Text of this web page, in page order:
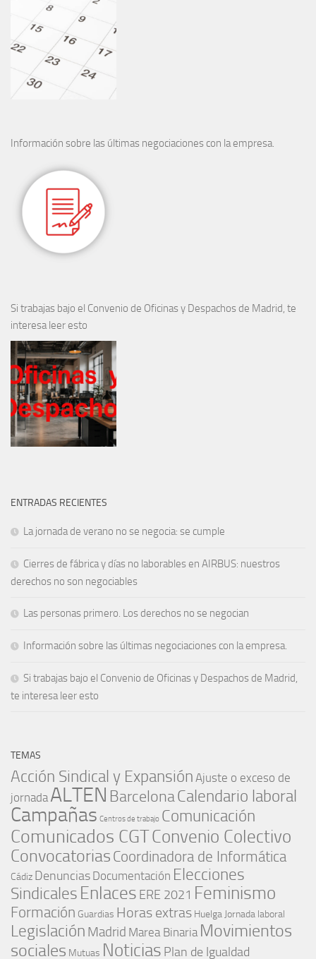
Información sobre las últimas negociaciones con la empresa.
Si trabajas bajo el Convenio de Oficinas y Despachos de Madrid, te
interesa leer esto
ENTRADAS RECIENTES
La jornada de verano no se negocia: se cumple
Cierres de fábrica y días no laborables en AIRBUS: nuestros
derechos no son negociables
Las personas primero. Los derechos no se negocian
Información sobre las últimas negociaciones con la empresa.
Si trabajas bajo el Convenio de Oficinas y Despachos de Madrid,
te interesa leer esto
TEMAS
Acción Sindical y Expansión Ajuste o exceso de
jornada ALTEN BarcelonaCalendario laboral
Campañas Centros de trabajo Comunicación
Comunicados CGTConvenio Colectivo
Convocatorias Coordinadora de Informática
Cádiz Denuncias Documentación Elecciones
Sindicales Enlaces ERE 2021 Feminismo
Formación Guardias Horas extras Huelga Jornada laboral
Legislación Madrid Marea Binaria Movimientos
sociales Mutuas Noticias Plan de Igualdad